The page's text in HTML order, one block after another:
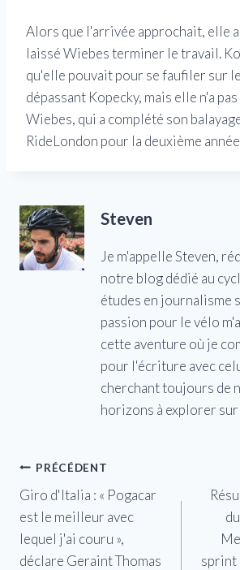
Alors que l'arrivée approchait, elle a
laissé Wiebes terminer le travail.
qu'elle pouvait pour se faufiler sur
dépassant Kopecky, mais elle n'a
Wiebes, qui a complété son
RideLondon pour la deuxième
Steven
Je m'appelle Steven,
notre blog dédié au
études en journalisme
passion pour le vélo
cette aventure où je
pour l'écriture avec
cherchant toujours de
horizons à explorer
Navigation
de
l’article
PRÉCÉDENT
Giro d'Italia : « Pogacar
est le meilleur avec
lequel j'ai couru »,
déclare Geraint Thomas
sprint